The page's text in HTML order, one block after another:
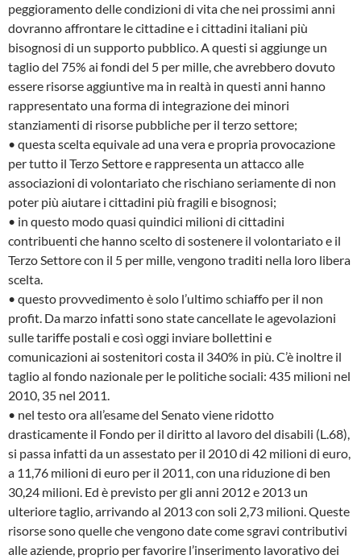
peggioramento delle condizioni di vita che nei prossimi anni
dovranno affrontare le cittadine e i cittadini italiani più
bisognosi di un supporto pubblico. A questi si aggiunge un
taglio del 75% ai fondi del 5 per mille, che avrebbero dovuto
essere risorse aggiuntive ma in realtà in questi anni hanno
rappresentato una forma di integrazione dei minori
stanziamenti di risorse pubbliche per il terzo settore;
• questa scelta equivale ad una vera e propria provocazione
per tutto il Terzo Settore e rappresenta un attacco alle
associazioni di volontariato che rischiano seriamente di non
poter più aiutare i cittadini più fragili e bisognosi;
• in questo modo quasi quindici milioni di cittadini
contribuenti che hanno scelto di sostenere il volontariato e il
Terzo Settore con il 5 per mille, vengono traditi nella loro libera
scelta.
• questo provvedimento è solo l’ultimo schiaffo per il non
profit. Da marzo infatti sono state cancellate le agevolazioni
sulle tariffe postali e così oggi inviare bollettini e
comunicazioni ai sostenitori costa il 340% in più. C’è inoltre il
taglio al fondo nazionale per le politiche sociali: 435 milioni nel
2010, 35 nel 2011.
• nel testo ora all’esame del Senato viene ridotto
drasticamente il Fondo per il diritto al lavoro del disabili (L.68),
si passa infatti da un assestato per il 2010 di 42 milioni di euro,
a 11,76 milioni di euro per il 2011, con una riduzione di ben
30,24 milioni. Ed è previsto per gli anni 2012 e 2013 un
ulteriore taglio, arrivando al 2013 con soli 2,73 milioni. Queste
risorse sono quelle che vengono date come sgravi contributivi
alle aziende, proprio per favorire l’inserimento lavorativo dei